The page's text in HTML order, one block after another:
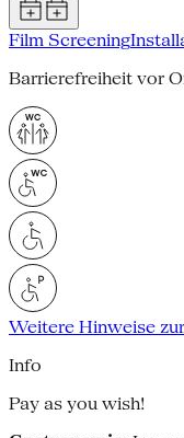
Film Screening
Barrierefreiheit vor
Weitere Hinweise
Info
Pay as you wish!